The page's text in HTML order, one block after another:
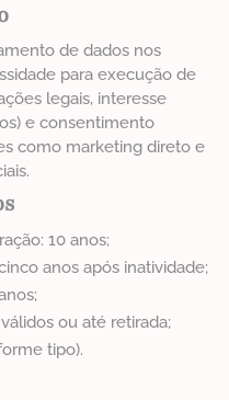
de dados nos
para execução de
legais, interesse
e consentimento
como marketing direto e
10 anos;
anos após inatividade;
ou até retirada;
tipo).